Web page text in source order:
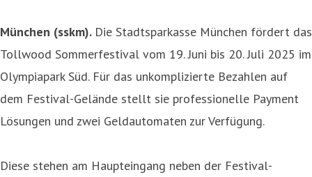
München (sskm). Die Stadtsparkasse München fördert das
Tollwood Sommerfestival vom 19. Juni bis 20. Juli 2025 im
Olympiapark Süd. Für das unkomplizierte Bezahlen auf
dem Festival-Gelände stellt sie professionelle Payment
Lösungen und zwei Geldautomaten zur Verfügung.
Diese stehen am Haupteingang neben der Festival-